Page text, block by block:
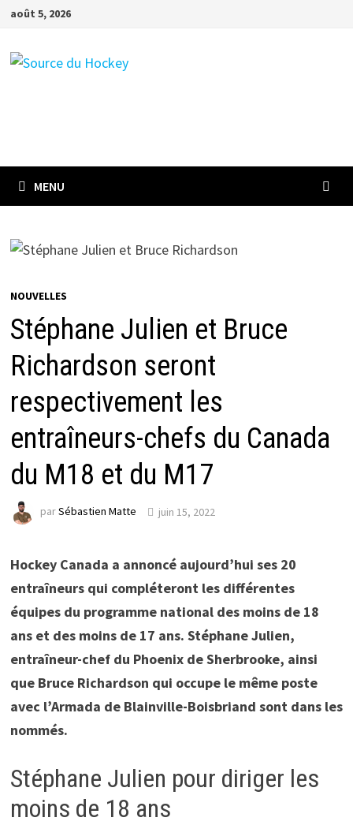
Passer
contenu
août 5, 2026
MENU
NOUVELLES
Stéphane Julien et Bruce
Richardson seront
respectivement les
entraîneurs-chefs du Canada
du M18 et du M17
parSébastien Matte juin 15, 2022
Hockey Canada a annoncé aujourd’hui ses 20
entraîneurs qui compléteront les différentes
équipes du programme national des moins de 18
ans et des moins de 17 ans. Stéphane Julien,
entraîneur-chef du Phoenix de Sherbrooke, ainsi
que Bruce Richardson qui occupe le même poste
avec l’Armada de Blainville-Boisbriand sont dans les
nommés.
Stéphane Julien pour diriger les
moins de 18 ans